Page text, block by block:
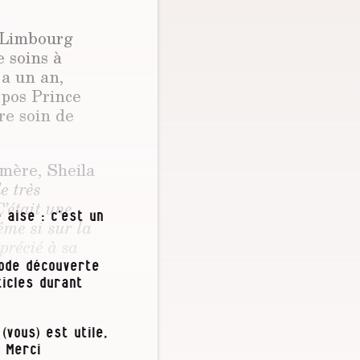
soins à
un an,
Prince
soin de
Sheila
très
une
si sur la
à sa
à
: c’est un
découverte
durant
est utile,
Merci